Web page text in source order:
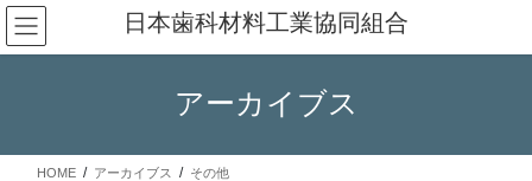
コ
ン
テ
ス
ナ
ビ
ゲ
ン
日本歯科材料工業協同組合
アーカイブス
HOME アーカイブス
その他